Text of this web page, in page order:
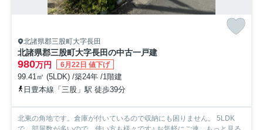
北諸県郡三股町大字長田
北諸県郡三股町大字長田の中古一戸建
980万円 6月22日 値下げ
99.41㎡ (5LDK) /築24年 /1階建
日豊本線「三股」駅 徒歩39分
北東の角地です。倉庫が付いているので収納にも困りません。 5LDK